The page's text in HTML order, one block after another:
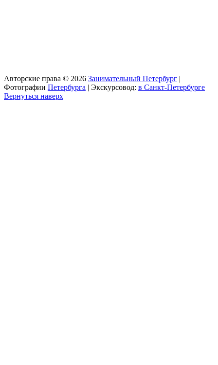
Авторские права © 2026 Занимательный Петербург |
Фотографии Петербурга | Экскурсовод: в Санкт-Петербурге
Вернуться наверх